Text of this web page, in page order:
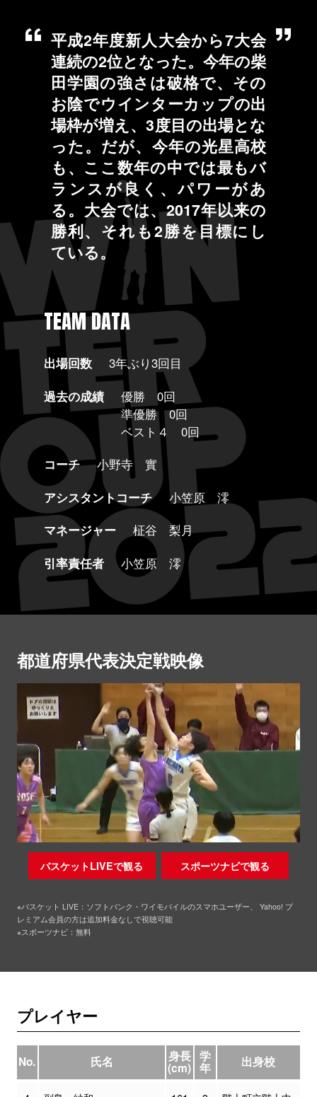
平成2年度新人大会から7大会
連続の2位となった。今年の柴
田学園の強さは破格で、その
お陰でウインターカップの出
場枠が増え、3度目の出場とな
った。だが、今年の光星高校
も、ここ数年の中では最もバ
ランスが良く、パワーがあ
る。大会では、2017年以来の
勝利、それも2勝を目標にし
ている。
TEAM DATA
出場回数
3年ぶり3回目
過去の成績
優勝 0回
準優勝 0回
ベスト４ 0回
コーチ
小野寺 實
アシスタントコーチ
小笠原 澪
マネージャー
柾谷 梨月
引率責任者
小笠原 澪
都道府県代表決定戦映像
バスケットLIVEで観る スポーツナビで観る
※バスケット LIVE：ソフトバンク・ワイモバイルのスマホユーザー、 Yahoo! プ
レミアム会員の方は追加料金なしで視聴可能
※スポーツナビ：無料
プレイヤー
No. 氏名 身長
(cm)
学
年 出身校